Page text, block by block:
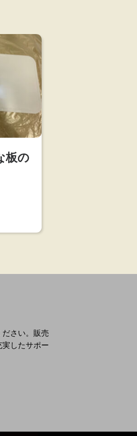
板の
さい。販売
したサポー